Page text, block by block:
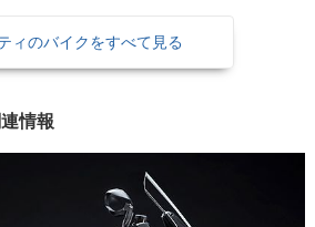
ィのバイクをすべて見る
情報